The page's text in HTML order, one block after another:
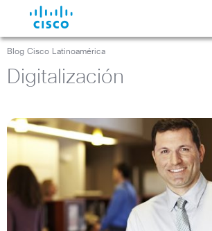
Blog Cisco Latinoamérica
Digitalización